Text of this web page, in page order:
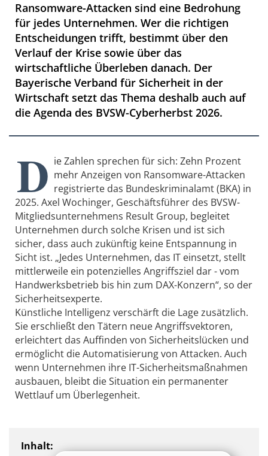
Ransomware-Attacken sind eine Bedrohung
für jedes Unternehmen. Wer die richtigen
Entscheidungen trifft, bestimmt über den
Verlauf der Krise sowie über das
wirtschaftliche Überleben danach. Der
Bayerische Verband für Sicherheit in der
Wirtschaft setzt das Thema deshalb auch auf
die Agenda des BVSW-Cyberherbst 2026.
D ie Zahlen sprechen für sich: Zehn Prozent
mehr Anzeigen von Ransomware-Attacken
registrierte das Bundeskriminalamt (BKA) in
2025. Axel Wochinger, Geschäftsführer des BVSW-
Mitgliedsunternehmens Result Group, begleitet
Unternehmen durch solche Krisen und ist sich
sicher, dass auch zukünftig keine Entspannung in
Sicht ist. „Jedes Unternehmen, das IT einsetzt, stellt
mittlerweile ein potenzielles Angriffsziel dar - vom
Handwerksbetrieb bis hin zum DAX-Konzern“, so der
Sicherheitsexperte.
Künstliche Intelligenz verschärft die Lage zusätzlich.
Sie erschließt den Tätern neue Angriffsvektoren,
erleichtert das Auffinden von Sicherheitslücken und
ermöglicht die Automatisierung von Attacken. Auch
wenn Unternehmen ihre IT-Sicherheitsmaßnahmen
ausbauen, bleibt die Situation ein permanenter
Wettlauf um Überlegenheit.
Inhalt: